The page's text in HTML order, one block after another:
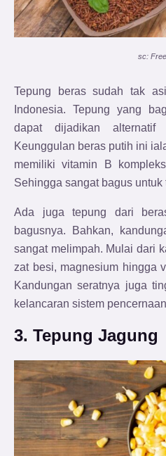
sc:
Tepung beras sudah tak
Indonesia. Tepung yang
dapat dijadikan alternatif
Keunggulan beras putih ini
memiliki vitamin B
Sehingga sangat bagus
Ada juga tepung dari
bagusnya. Bahkan,
sangat melimpah. Mulai dari
zat besi, magnesium hingga
Kandungan seratnya juga
kelancaran sistem
3. Tepung Jagung